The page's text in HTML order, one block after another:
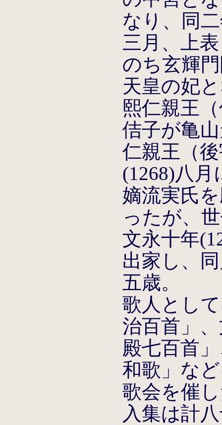
なり、同
三月、上
のち玄輝
天皇の妃
熙仁親王
佶子が亀
仁親王（
(1268)八
嫡流実氏
ったが、
文永十年
出家し、
五歳。
歌人とし
治百首」
殿七百首
和歌」な
歌会を催
入集は計